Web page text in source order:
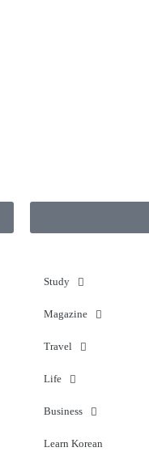
Study
Magazine
Travel
Life
Business
Learn Korean